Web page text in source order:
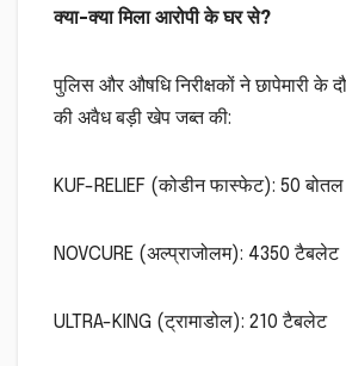
क्या-क्या मिला आरोपी के घर से?
पुलिस और औषधि निरीक्षकों ने छापेमारी के
की अवैध बड़ी खेप जब्त की:
KUF-RELIEF (कोडीन फास्फेट): 50 बोतल
NOVCURE (अल्प्राजोलम): 4350 टैबलेट
ULTRA-KING (ट्रामाडोल): 210 टैबलेट